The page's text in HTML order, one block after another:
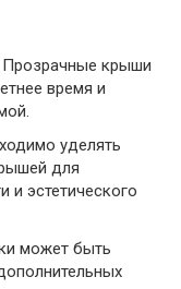
Прозрачные крыши
время и
уделять
для
и эстетического
может быть